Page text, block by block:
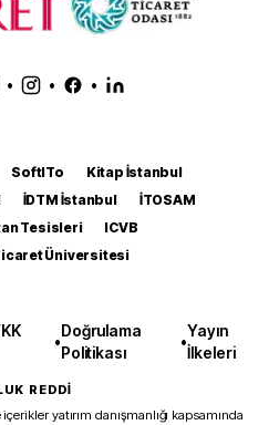
• • •
SoftITo
Kitap İstanbul
İDTM İstanbul
İTOSAM
Tesisleri
ICVB
Üniversitesi
•
Doğrulama
Politikası
•
Yayın
İlkeleri
REDDİ
yatırım danışmanlığı kapsamında